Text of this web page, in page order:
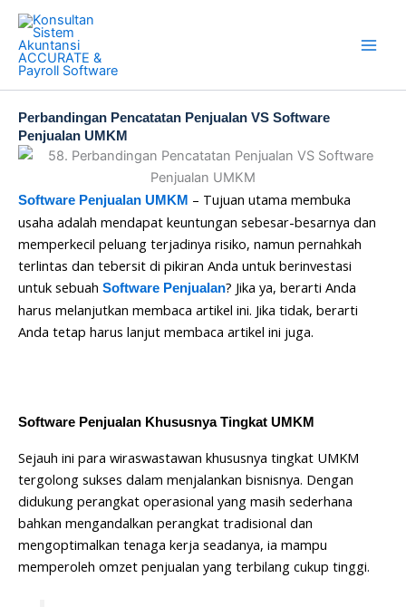
Skip
content
Perbandingan Pencatatan Penjualan VS Software
Penjualan UMKM
Software Penjualan UMKM – Tujuan utama membuka
usaha adalah mendapat keuntungan sebesar-besarnya dan
memperkecil peluang terjadinya risiko, namun pernahkah
terlintas dan tebersit di pikiran Anda untuk berinvestasi
untuk sebuah Software Penjualan? Jika ya, berarti Anda
harus melanjutkan membaca artikel ini. Jika tidak, berarti
Anda tetap harus lanjut membaca artikel ini juga.
Software Penjualan Khususnya Tingkat UMKM
Sejauh ini para wiraswastawan khususnya tingkat UMKM
tergolong sukses dalam menjalankan bisnisnya. Dengan
didukung perangkat operasional yang masih sederhana
bahkan mengandalkan perangkat tradisional dan
mengoptimalkan tenaga kerja seadanya, ia mampu
memperoleh omzet penjualan yang terbilang cukup tinggi.